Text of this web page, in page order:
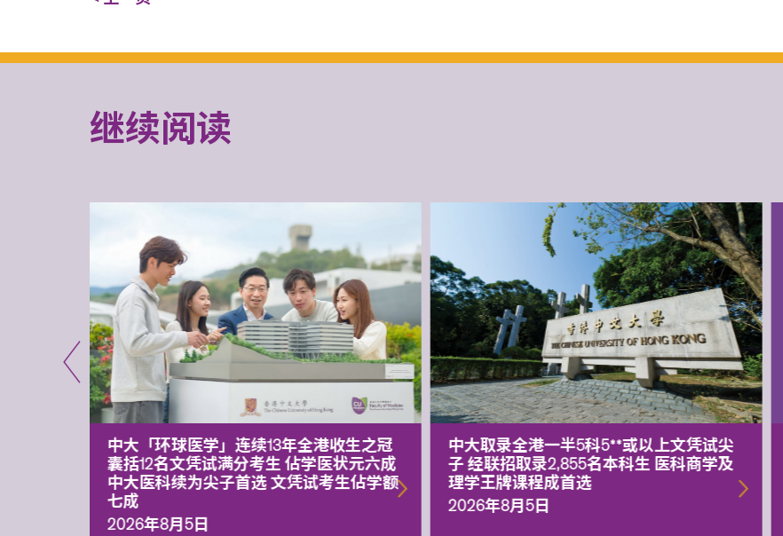
继续阅读
中大「环球医学」连续13年全港收生之冠
囊括12名文凭试满分考生 佔学医状元六成
中大医科续为尖子首选 文凭试考生佔学额
七成
2026年8月5日
中大取录全港一半5科5**或以上文凭试尖
子 经联招取录2,855名本科生 医科商学及
理学王牌课程成首选
2026年8月5日